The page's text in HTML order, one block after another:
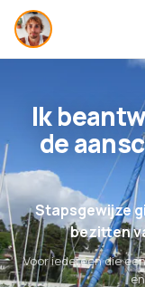
Ik
de
Stapsgewijze
bezitten
Voor iedereen die